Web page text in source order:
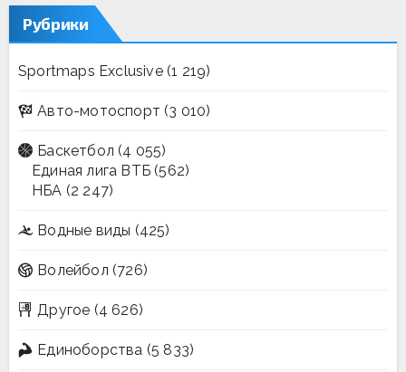
Рубрики
Sportmaps Exclusive(1 219)
Авто-мотоспорт (3 010)
Баскетбол (4 055)
Единая лига ВТБ (562)
НБА (2 247)
Водные виды (425)
Волейбол (726)
Другое (4 626)
Единоборства (5 833)